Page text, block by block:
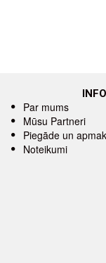
Par mums
Mūsu Partneri
Piegāde un
Noteikumi